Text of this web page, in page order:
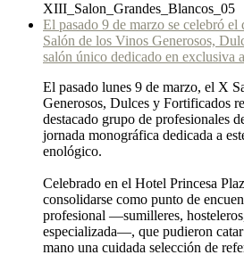
XIII_Salon_Grandes_Blancos_05
El pasado 9 de marzo se celebró
Salón de los Vinos Generosos,
salón único dedicado en exclusiva
El pasado lunes 9 de marzo, el X
Generosos, Dulces y Fortificados
destacado grupo de profesionales
jornada monográfica dedicada a
enológico.
Celebrado en el Hotel Princesa
consolidarse como punto de
profesional —sumilleres,
especializada—, que pudieron
mano una cuidada selección de